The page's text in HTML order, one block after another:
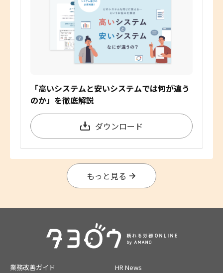
「高いシステムと安いシステムでは何が違う
のか」を徹底解説
ダウンロード
もっと見る
業務改善ガイド
HR News